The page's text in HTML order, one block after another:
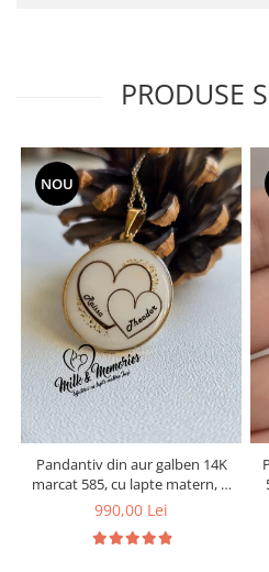
PRODUSE
NOU
Pandantiv din aur galben 14K
marcat 585, cu lapte matern, si
inimioare din suvita de par a
copiilor
990,00 Lei